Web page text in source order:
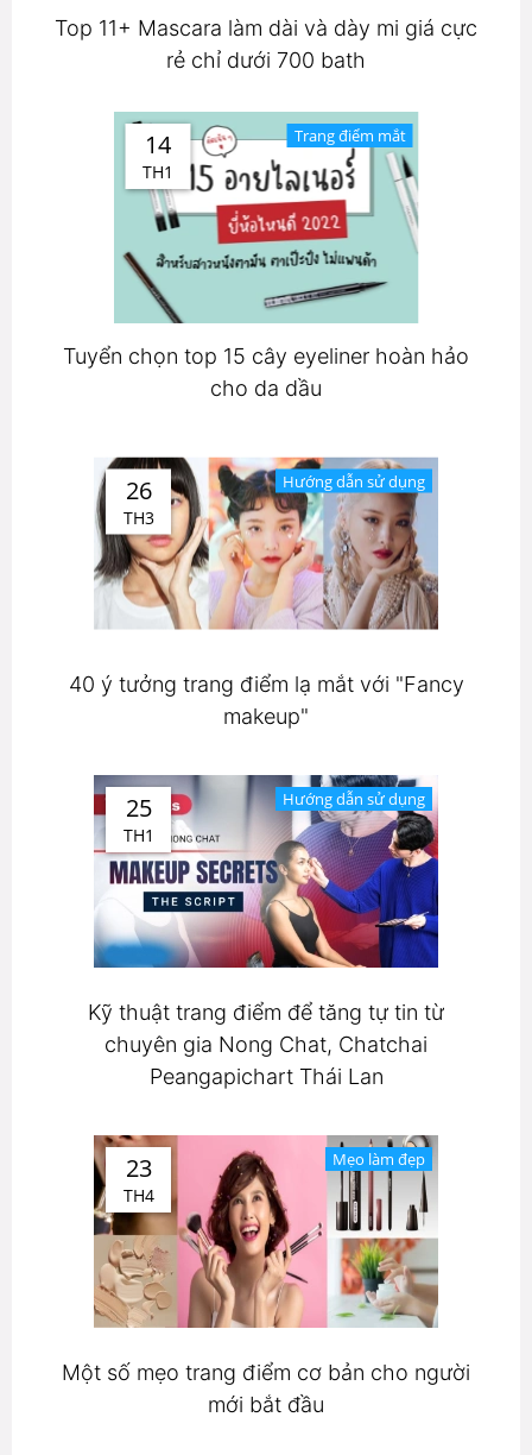
Top 11+ Mascara làm dài và dày mi giá cực
rẻ chỉ dưới 700 bath
14
TH1
Trang điểm mắt
Tuyển chọn top 15 cây eyeliner hoàn hảo
cho da dầu
26
TH3
Hướng dẫn sử dụng
40 ý tưởng trang điểm lạ mắt với "Fancy
makeup"
25
TH1
Hướng dẫn sử dụng
Kỹ thuật trang điểm để tăng tự tin từ
chuyên gia Nong Chat, Chatchai
Peangapichart Thái Lan
23
TH4
Mẹo làm đẹp
Một số mẹo trang điểm cơ bản cho người
mới bắt đầu